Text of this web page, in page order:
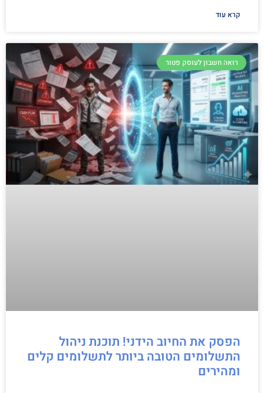
קרא עוד
רואה חשבון לעוסק פטור
הפסק את החיוב הידני! תוכנת ניהול
התשלומים הטובה ביותר לתשלומים קלים
ומהירים